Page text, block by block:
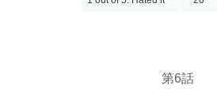
第6話